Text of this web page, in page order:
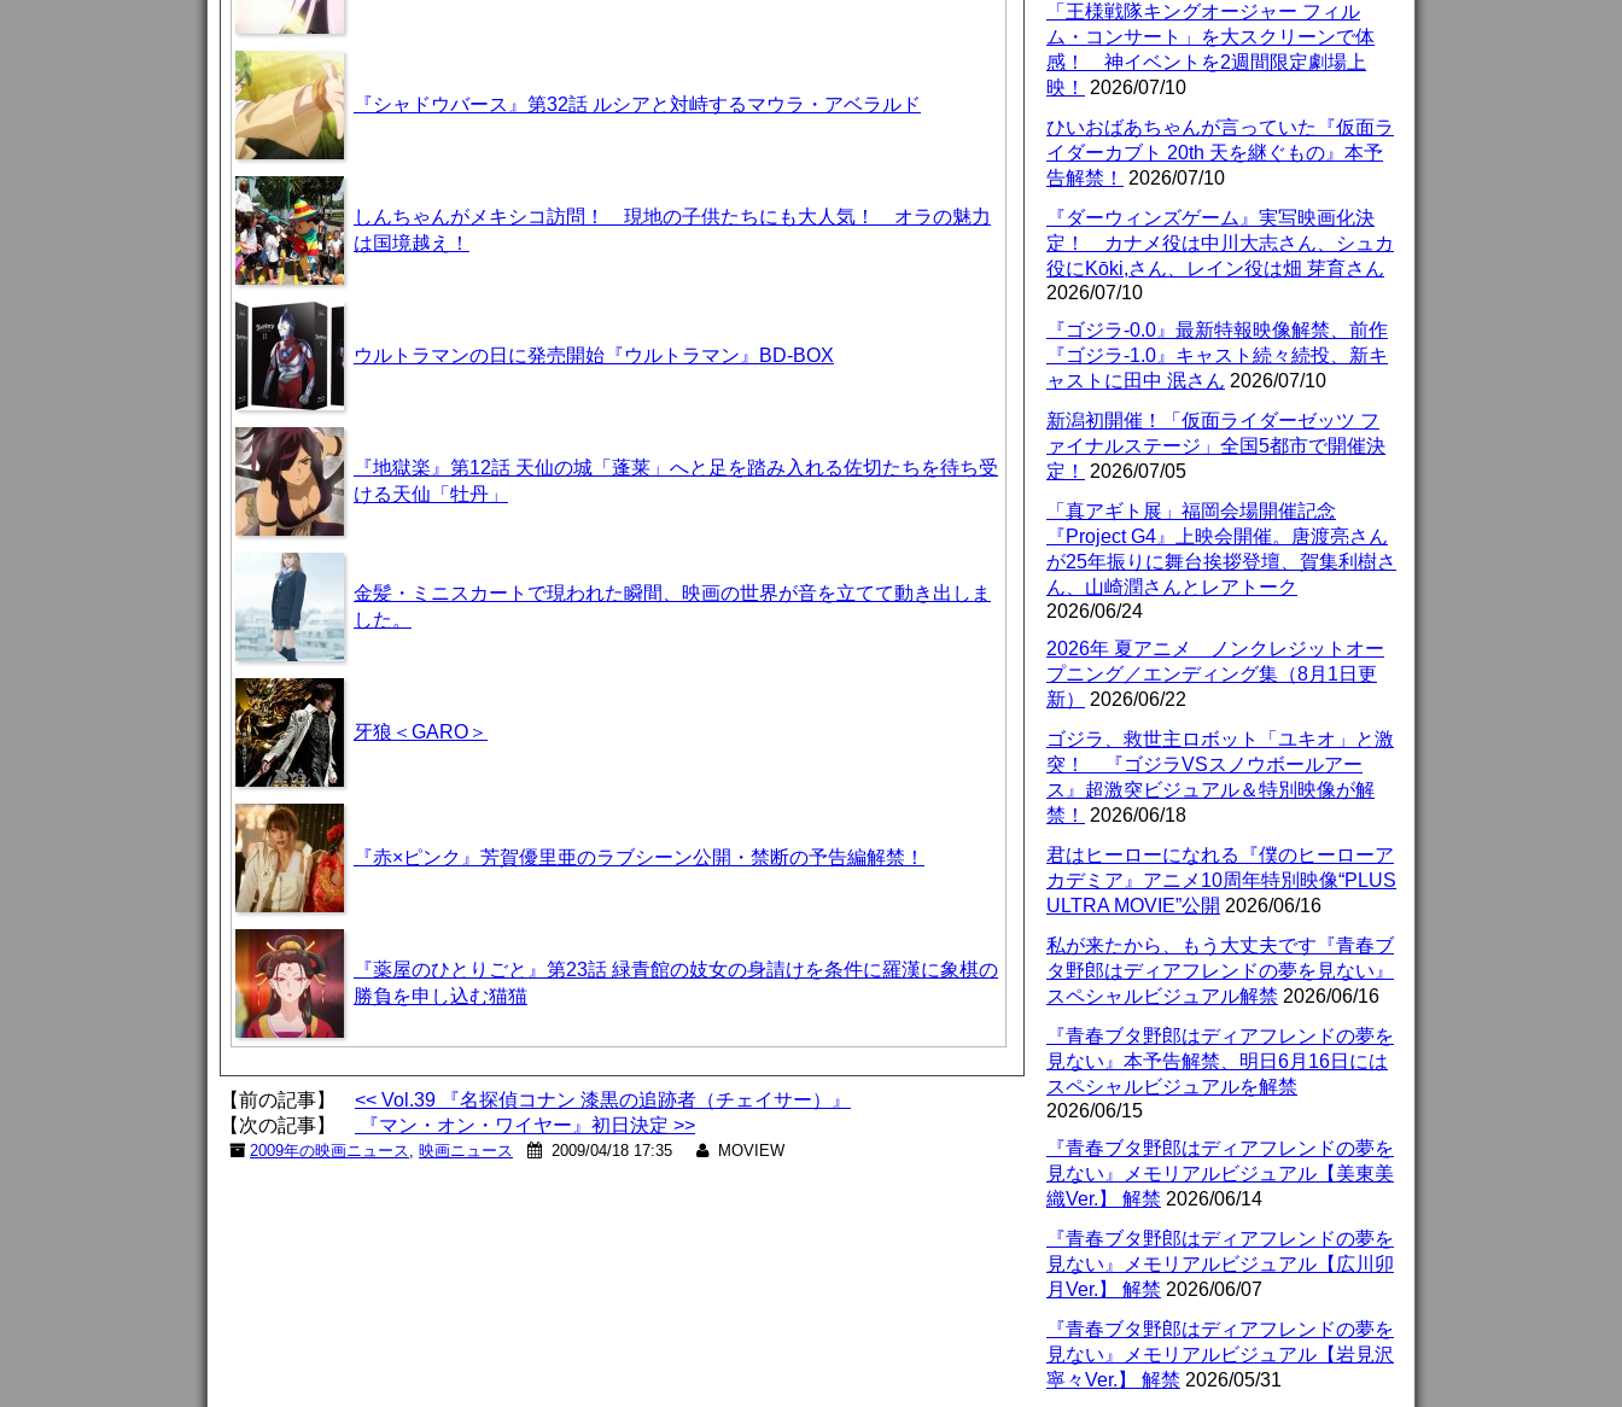
『シャドウバース』第32話 ルシアと対峙するマウラ・アベラルド
しんちゃんがメキシコ訪問！ 現地の子供たちにも大人気！ オラの魅力
は国境越え！
ウルトラマンの日に発売開始『ウルトラマン』BD-BOX
『地獄楽』第12話 天仙の城「蓬莱」へと足を踏み入れる佐切たちを待ち受
ける天仙「牡丹」
金髪・ミニスカートで現われた瞬間、映画の世界が音を立てて動き出しま
した。
牙狼＜GARO＞
『赤×ピンク』芳賀優里亜のラブシーン公開・禁断の予告編解禁！
『薬屋のひとりごと』第23話 緑青館の妓女の身請けを条件に羅漢に象棋の
勝負を申し込む猫猫
【前の記事】 << Vol.39 『名探偵コナン 漆黒の追跡者（チェイサー）』
【次の記事】
『マン・オン・ワイヤー』初日決定 >>
2009年の映画ニュース, 映画ニュース 2009/04/18 17:35 MOVIEW
「王様戦隊キングオージャー フィル
ム・コンサート」を大スクリーンで体
感！ 神イベントを2週間限定劇場上
映！
2026/07/10
ひいおばあちゃんが言っていた『仮面ラ
イダーカブト 20th 天を継ぐもの』本予
告解禁！
2026/07/10
『ダーウィンズゲーム』実写映画化決
定！ カナメ役は中川大志さん、シュカ
役にKōki,さん、レイン役は畑 芽育さん
2026/07/10
『ゴジラ-0.0』最新特報映像解禁、前作
『ゴジラ-1.0』キャスト続々続投、新キ
ャストに田中 泯さん 2026/07/10
新潟初開催！「仮面ライダーゼッツ フ
ァイナルステージ」全国5都市で開催決
定！
2026/07/05
「真アギト展」福岡会場開催記念
『Project G4』上映会開催。唐渡亮さん
が25年振りに舞台挨拶登壇、賀集利樹さ
ん、山崎潤さんとレアトーク
2026/06/24
2026年 夏アニメ ノンクレジットオー
プニング／エンディング集（8月1日更
新）
2026/06/22
ゴジラ、救世主ロボット「ユキオ」と激
突！ 『ゴジラVSスノウボールアー
ス』超激突ビジュアル＆特別映像が解
禁！
2026/06/18
君はヒーローになれる『僕のヒーローア
カデミア』アニメ10周年特別映像“PLUS
ULTRA MOVIE”公開 2026/06/16
私が来たから、もう大丈夫です『青春ブ
タ野郎はディアフレンドの夢を見ない』
スペシャルビジュアル解禁 2026/06/16
『青春ブタ野郎はディアフレンドの夢を
見ない』本予告解禁、明日6月16日には
スペシャルビジュアルを解禁
2026/06/15
『青春ブタ野郎はディアフレンドの夢を
見ない』メモリアルビジュアル【美東美
織Ver.】 解禁 2026/06/14
『青春ブタ野郎はディアフレンドの夢を
見ない』メモリアルビジュアル【広川卯
月Ver.】 解禁 2026/06/07
『青春ブタ野郎はディアフレンドの夢を
見ない』メモリアルビジュアル【岩見沢
寧々Ver.】 解禁 2026/05/31